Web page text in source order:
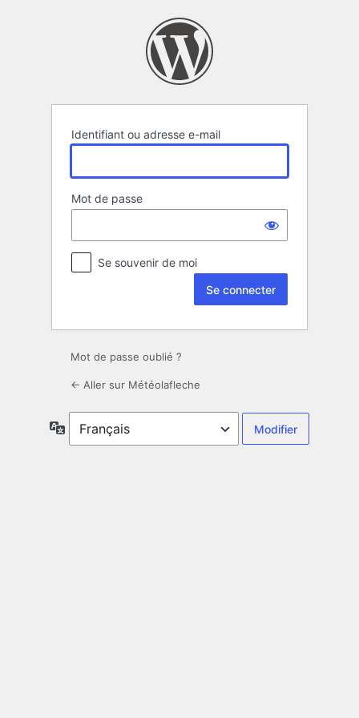
Identifiant ou adresse e-mail
Mot de passe
Se souvenir de moi
Mot de passe oublié ?
← Aller sur Météolafleche
Langue